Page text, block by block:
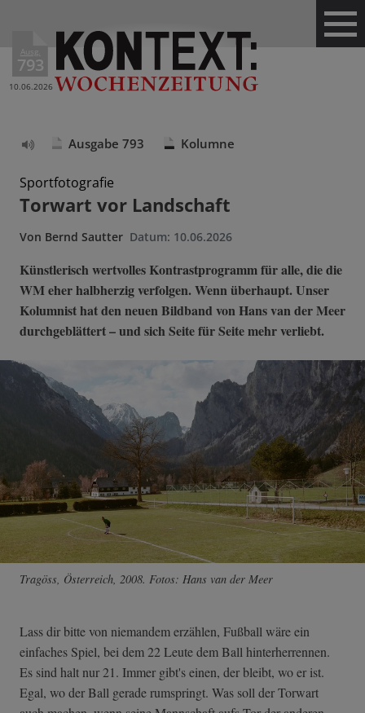
Ausg.
793
10.06.2026
vorlesen
Ausgabe 793 Kolumne
Sportfotografie
Torwart vor Landschaft
Von Bernd Sautter Datum: 10.06.2026
Künstlerisch wertvolles Kontrastprogramm für alle, die die
WM eher halbherzig verfolgen. Wenn überhaupt. Unser
Kolumnist hat den neuen Bildband von Hans van der Meer
durchgeblättert – und sich Seite für Seite mehr verliebt.
Tragöss, Österreich, 2008. Fotos: Hans van der Meer
Lass dir bitte von niemandem erzählen, Fußball wäre ein
einfaches Spiel, bei dem 22 Leute dem Ball hinterherrennen.
Es sind halt nur 21. Immer gibt's einen, der bleibt, wo er ist.
Egal, wo der Ball gerade rumspringt. Was soll der Torwart